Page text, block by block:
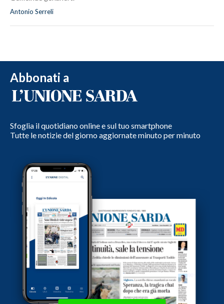
Antonio Serreli
Abbonati a
Sfoglia il quotidiano online e sul tuo smartphone
Tutte le notizie del giorno aggiornate minuto per minuto